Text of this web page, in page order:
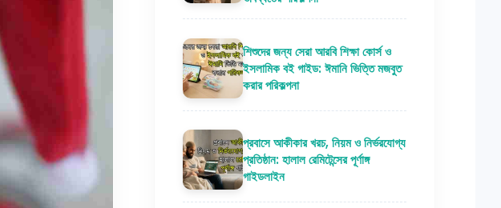
শিশুদের জন্য সেরা আরবি শিক্ষা কোর্স ও
ইসলামিক বই গাইড: ঈমানি ভিত্তি মজবুত
করার পরিকল্পনা
প্রবাসে আকীকার খরচ, নিয়ম ও নির্ভরযোগ্য
প্রতিষ্ঠান: হালাল রেমিটেন্সের পূর্ণাঙ্গ
গাইডলাইন